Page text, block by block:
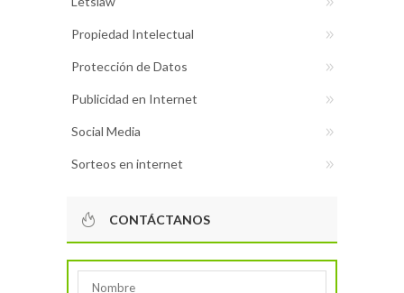
Propiedad Intelectual
Protección de Datos
Publicidad en Internet
Social Media
Sorteos en internet
CONTÁCTANOS